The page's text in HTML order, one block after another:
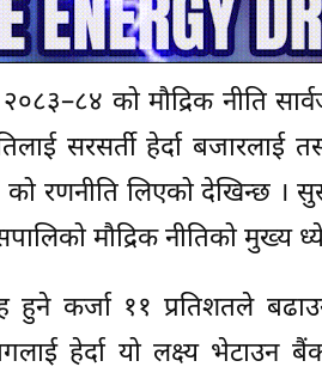
को मौद्रिक नीति
सरसर्ती हेर्दा बजारलाई
को रणनीति लिएको देखिन्छ ।
मौद्रिक नीतिको मुख्य
हुने कर्जा ११ प्रतिशतले
हेर्दा यो लक्ष्य भेटाउन